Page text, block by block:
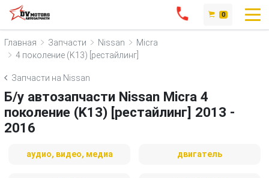
0
Главная Запчасти Nissan
Micra
4 поколение (K13) [рестайлинг]
Запчасти на Nissan
Б/у автозапчасти Nissan Micra 4
поколение (K13) [рестайлинг] 2013 -
2016
аудио, видео, медиа двигатель